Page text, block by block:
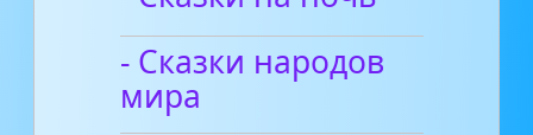
- Сказки народов
мира